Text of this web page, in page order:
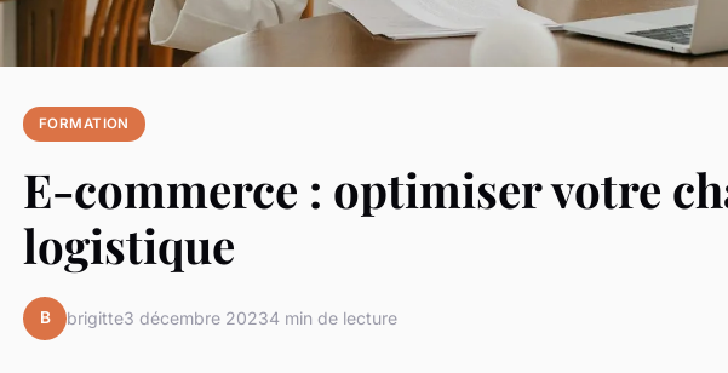
FORMATION
E-commerce : optimiser votre
logistique
B brigitte3 décembre 20234 min de lecture